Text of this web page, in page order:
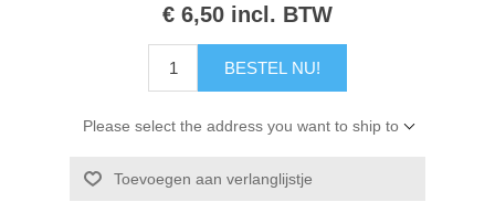
€ 6,50 incl. BTW
BESTEL NU!
Please select the address you want to ship to
Toevoegen aan verlanglijstje